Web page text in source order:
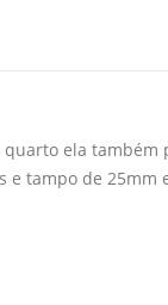
ela
e tampo de 25mm